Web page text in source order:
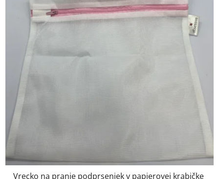
Vrecko na pranie podprseniek v papierovej krabičke